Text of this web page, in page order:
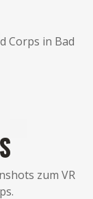
Corps in Bad
zum VR